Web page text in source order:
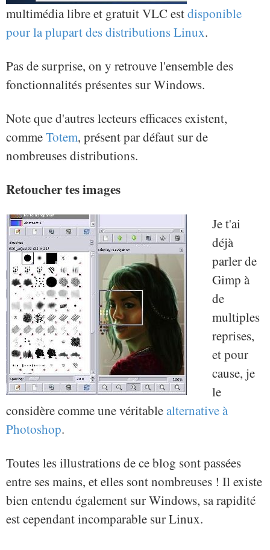
multimédia libre et gratuit VLC estdisponible
pour la plupart des distributions Linux.
Pas de surprise, on y retrouve l'ensemble des
fonctionnalités présentes sur Windows.
Note que d'autres lecteurs efficaces existent,
commeTotem, présent par défaut sur de
nombreuses distributions.
Retoucher tes images
Je t'ai
déjà
parler de
Gimp à
de
multiples
reprises,
et pour
cause, je
le
considère comme une véritablealternative à
Photoshop.
Toutes les illustrations de ce blog sont passées
entre ses mains, et elles sont nombreuses ! Il existe
bien entendu également sur Windows, sa rapidité
est cependant incomparable sur Linux.